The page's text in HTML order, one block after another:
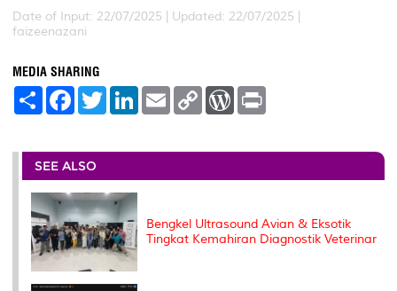
Date of Input: 22/07/2025 | Updated: 22/07/2025 |
faizeenazani
MEDIA SHARING
S
e
F
a
b
o
o
k
T
w
t
r
L
e
I
E
m
l
C
L
n
W
P
e
t
SEE ALSO
Bengkel Ultrasound Avian & Eksotik
Tingkat Kemahiran Diagnostik Veterinar